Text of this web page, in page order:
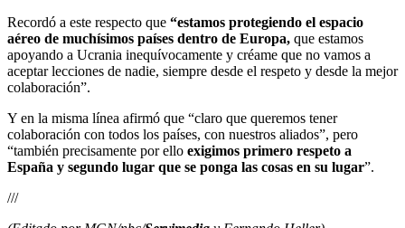
Recordó a este respecto que “estamos protegiendo el espacio
aéreo de muchísimos países dentro de Europa, que estamos
apoyando a Ucrania inequívocamente y créame que no vamos a
aceptar lecciones de nadie, siempre desde el respeto y desde la mejor
colaboración”.
Y en la misma línea afirmó que “claro que queremos tener
colaboración con todos los países, con nuestros aliados”, pero
“también precisamente por ello exigimos primero respeto a
España y segundo lugar que se ponga las cosas en su lugar”.
///